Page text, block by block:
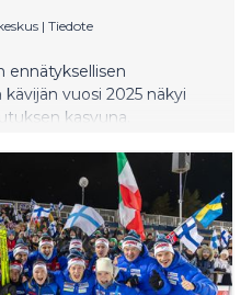
| Tiedote
ennätyksellisen
vuosi 2025 näkyi
kasvuna.
pääkaupunkiseudulle
ja työllisyysvaikutus 4140